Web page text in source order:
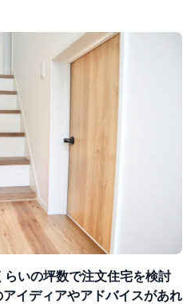
いの坪数で注文住宅を検討
イディアやアドバイスがあれ